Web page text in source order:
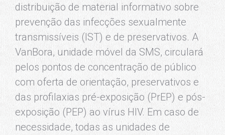
distribuição de material informativo sobre
prevenção das infecções sexualmente
transmissíveis (IST) e de preservativos. A
VanBora, unidade móvel da SMS, circulará
pelos pontos de concentração de público
com oferta de orientação, preservativos e
das profilaxias pré-exposição (PrEP) e pós-
exposição (PEP) ao vírus HIV. Em caso de
necessidade, todas as unidades de